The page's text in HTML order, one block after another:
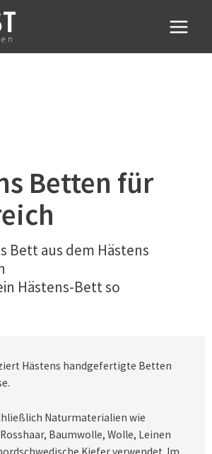
Betten für
Bett aus dem Hästens
Hästens-Bett so
Hästens handgefertigte Betten
Naturmaterialien wie
Baumwolle, Wolle, Leinen